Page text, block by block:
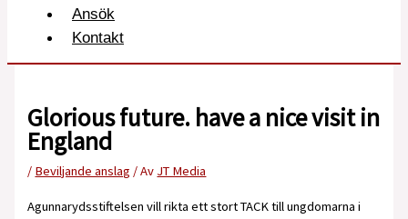
Ansök
Kontakt
Glorious future. have a nice visit in
England
/ Beviljande anslag / Av JT Media
Agunnarydsstiftelsen vill rikta ett stort TACK till ungdomarna i